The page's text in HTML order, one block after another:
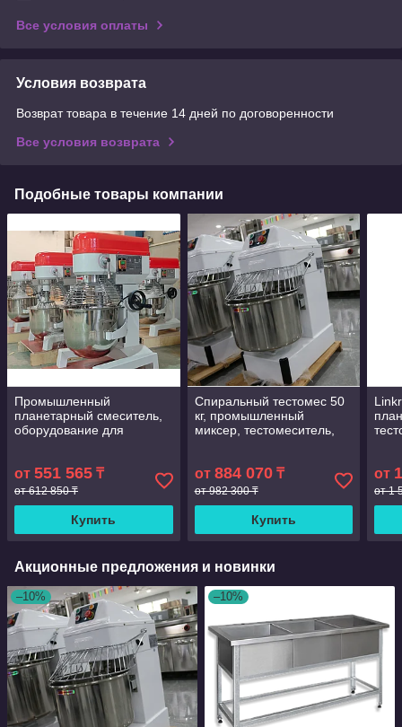
Все условия оплаты
Условия возврата
Возврат товара в течение 14 дней по договоренности
Все условия возврата
Подобные товары компании
Промышленный
планетарный смеситель,
оборудование для
30л
от 551 565 ₸
от 612 850 ₸
Купить
Спиральный тестомес 50
кг, промышленный
миксер, тестомеситель,
от 884 070₸
от 982 300 ₸
Купить
от
от 1
Акционные предложения и новинки
–10% –10%